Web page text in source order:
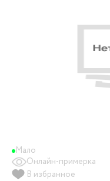
Мало
Онлайн-примерка
В избранное